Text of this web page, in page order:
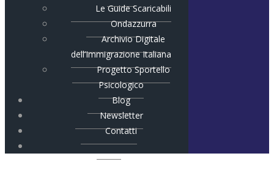
Le Guide Scaricabili
Ondazzurra
Archivio Digitale
dell’Immigrazione Italiana
Progetto Sportello
Psicologico
Blog
Newsletter
Contatti